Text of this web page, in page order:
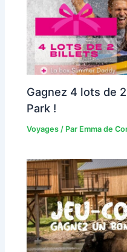
Gagnez 4 lots de
Park !
Voyages / Par Emma de